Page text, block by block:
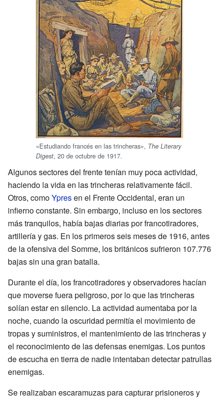
«Estudiando francés en las trincheras», The Literary
Digest, 20 de octubre de 1917.
Algunos sectores del frente tenían muy poca actividad,
haciendo la vida en las trincheras relativamente fácil.
Otros, comoYpresen el Frente Occidental, eran un
infierno constante. Sin embargo, incluso en los sectores
más tranquilos, había bajas diarias por francotiradores,
artillería y gas. En los primeros seis meses de 1916, antes
de la ofensiva del Somme, los británicos sufrieron 107.776
bajas sin una gran batalla.
Durante el día, los francotiradores y observadores hacían
que moverse fuera peligroso, por lo que las trincheras
solían estar en silencio. La actividad aumentaba por la
noche, cuando la oscuridad permitía el movimiento de
tropas y suministros, el mantenimiento de las trincheras y
el reconocimiento de las defensas enemigas. Los puntos
de escucha en tierra de nadie intentaban detectar patrullas
enemigas.
Se realizaban escaramuzas para capturar prisioneros y